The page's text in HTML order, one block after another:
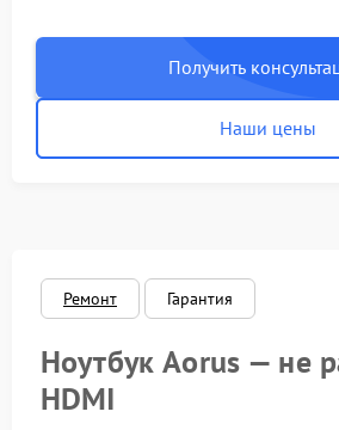
Получить
Наши цены
Ремонт Гарантия
Ноутбук Aorus — не
HDMI